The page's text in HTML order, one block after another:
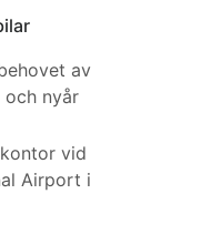
av
nyår
vid
Airport i